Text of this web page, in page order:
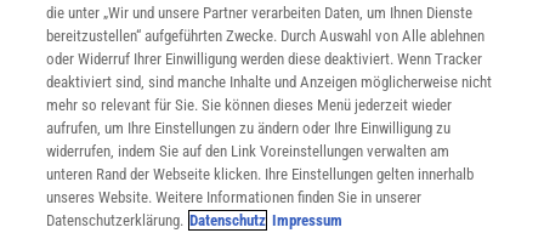
die unter „Wir und unsere Partner verarbeiten Daten, um Ihnen Dienste
bereitzustellen“ aufgeführten Zwecke. Durch Auswahl von Alle ablehnen
oder Widerruf Ihrer Einwilligung werden diese deaktiviert. Wenn Tracker
deaktiviert sind, sind manche Inhalte und Anzeigen möglicherweise nicht
mehr so relevant für Sie. Sie können dieses Menü jederzeit wieder
aufrufen, um Ihre Einstellungen zu ändern oder Ihre Einwilligung zu
widerrufen, indem Sie auf den Link Voreinstellungen verwalten am
unteren Rand der Webseite klicken. Ihre Einstellungen gelten innerhalb
unseres Website. Weitere Informationen finden Sie in unserer
Datenschutzerklärung. Datenschutz Impressum